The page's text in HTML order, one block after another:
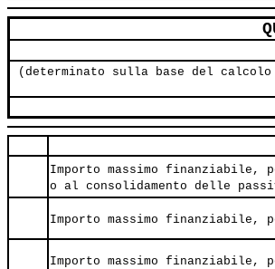
(determinato sulla base del
Importo massimo
o al consolidamento delle
Importo massimo
Importo massimo finanziabile,